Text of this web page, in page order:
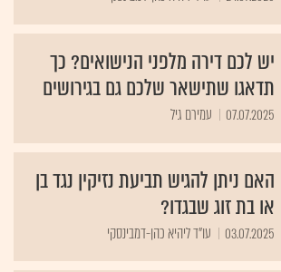
יש לכם דירה מלפני הנישואים? כך
תדאגו שתישאר שלכם גם בגירושים
07.07.2025 עמירם גיל
האם ניתן להגיש תביעת נזיקין נגד בן
או בת זוג שבגדו?
03.07.2025 עו"ד ליהיא כהן-דמבינסקי